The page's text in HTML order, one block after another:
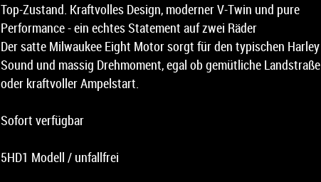
Top-Zustand. Kraftvolles Design, moderner V-Twin und pure
Performance - ein echtes Statement auf zwei Räder
Der satte Milwaukee Eight Motor sorgt für den typischen Harley
Sound und massig Drehmoment, egal ob gemütliche Landstraße
oder kraftvoller Ampelstart.
Sofort verfügbar
5HD1 Modell / unfallfrei